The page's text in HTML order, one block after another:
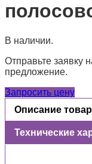
В наличии.
Отправьте заявку
предложение.
Запросить цену
Описание
Технические